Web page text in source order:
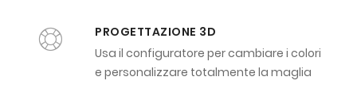
PROGETTAZIONE 3D
Usa il configuratore per cambiare i colori
e personalizzare totalmente la maglia